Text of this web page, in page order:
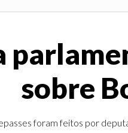
sobre
foram feitos por